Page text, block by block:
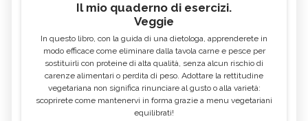
Il mio quaderno di esercizi.
Veggie
In questo libro, con la guida di una dietologa, apprenderete in
modo efficace come eliminare dalla tavola carne e pesce per
sostituirli con proteine di alta qualità, senza alcun rischio di
carenze alimentari o perdita di peso. Adottare la rettitudine
vegetariana non significa rinunciare al gusto o alla varietà:
scoprirete come mantenervi in forma grazie a menu vegetariani
equilibrati!